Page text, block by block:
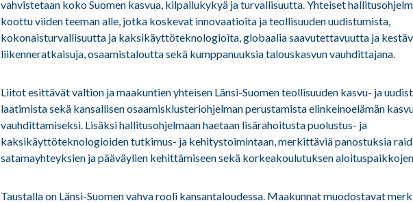
vahvistetaan koko Suomen kasvua, kilpailukykyä ja turvallisuutta. Yhteiset
koottu viiden teeman alle, jotka koskevat innovaatioita ja teollisuuden uudistumista,
kokonaisturvallisuutta ja kaksikäyttöteknologioita, globaalia saavutettavuutta ja
liikenneratkaisuja, osaamistaloutta sekä kumppanuuksia talouskasvun vauhdittajana.
Liitot esittävät valtion ja maakuntien yhteisen Länsi-Suomen teollisuuden kasvu- ja
laatimista sekä kansallisen osaamisklusteriohjelman perustamista elinkeinoelämän
vauhdittamiseksi. Lisäksi hallitusohjelmaan haetaan lisärahoitusta puolustus- ja
kaksikäyttöteknologioiden tutkimus- ja kehitystoimintaan, merkittäviä panostuksia
satamayhteyksien ja pääväylien kehittämiseen sekä korkeakoulutuksen
Taustalla on Länsi-Suomen vahva rooli kansantaloudessa. Maakunnat muodostavat